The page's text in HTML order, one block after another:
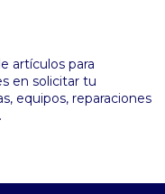
artículos para
en solicitar tu
equipos, reparaciones